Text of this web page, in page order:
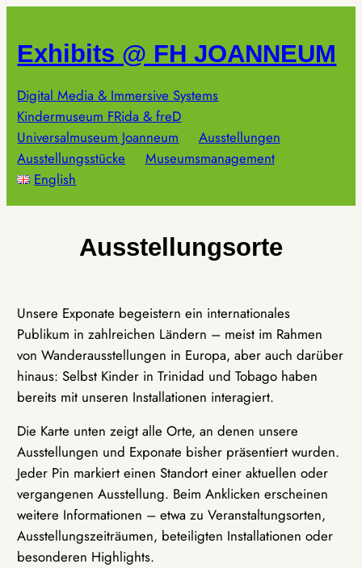
springen
Exhibits @ FH JOANNEUM
Digital Media & Immersive Systems
Kindermuseum FRida & freD
Universalmuseum Joanneum
Ausstellungen
Ausstellungsstücke
Museumsmanagement
English
Ausstellungsorte
Unsere Exponate begeistern ein internationales
Publikum in zahlreichen Ländern – meist im Rahmen
von Wanderausstellungen in Europa, aber auch darüber
hinaus: Selbst Kinder in Trinidad und Tobago haben
bereits mit unseren Installationen interagiert.
Die Karte unten zeigt alle Orte, an denen unsere
Ausstellungen und Exponate bisher präsentiert wurden.
Jeder Pin markiert einen Standort einer aktuellen oder
vergangenen Ausstellung. Beim Anklicken erscheinen
weitere Informationen – etwa zu Veranstaltungsorten,
Ausstellungszeiträumen, beteiligten Installationen oder
besonderen Highlights.